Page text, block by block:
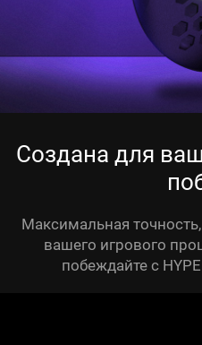
Создана для
Максимальная
вашего игрового
побеждайте с